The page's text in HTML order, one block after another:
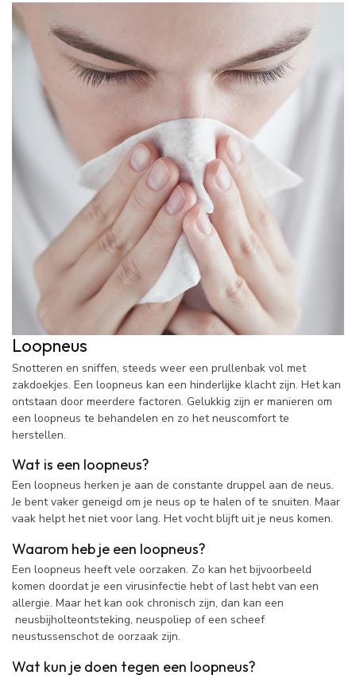
Loopneus
Snotteren en sniffen, steeds weer een prullenbak vol met
zakdoekjes. Een loopneus kan een hinderlijke klacht zijn. Het kan
ontstaan door meerdere factoren. Gelukkig zijn er manieren om
een loopneus te behandelen en zo het neuscomfort te
herstellen.
Wat is een loopneus?
Een loopneus herken je aan de constante druppel aan de neus.
Je bent vaker geneigd om je neus op te halen of te snuiten. Maar
vaak helpt het niet voor lang. Het vocht blijft uit je neus komen.
Waarom heb je een loopneus?
Een loopneus heeft vele oorzaken. Zo kan het bijvoorbeeld
komen doordat je een virusinfectie hebt of last hebt van een
allergie. Maar het kan ook chronisch zijn, dan kan een
neusbijholteontsteking, neuspoliep of een scheef
neustussenschot de oorzaak zijn.
Wat kun je doen tegen een loopneus?